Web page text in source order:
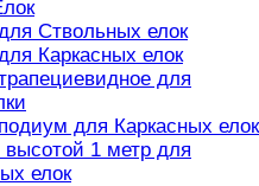
Ствольных елок
Каркасных елок
для
для Каркасных елок
1 метр для
елок